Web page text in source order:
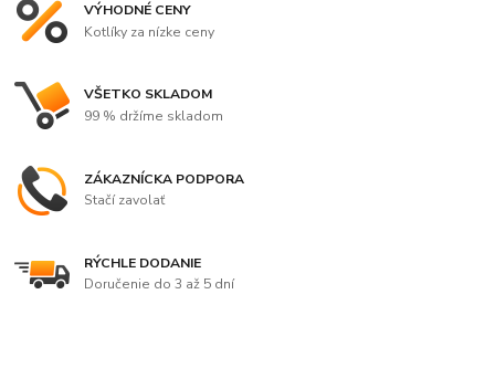
VÝHODNÉ CENY
Kotlíky za nízke ceny
VŠETKO SKLADOM
99 % držíme skladom
ZÁKAZNÍCKA PODPORA
Stačí zavolať
RÝCHLE DODANIE
Doručenie do 3 až 5 dní